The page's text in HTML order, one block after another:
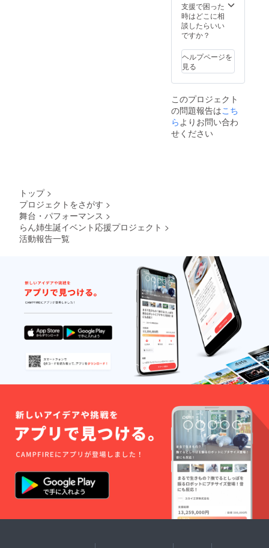
支援で困った
時はどこに相
談したらいい
ですか？
ヘルプページを
見る
このプロジェクト
の問題報告はこち
らよりお問い合わ
せください
トップ >
プロジェクトをさがす >
舞台・パフォーマンス >
らん姉生誕イベント応援プロジェクト >
活動報告一覧